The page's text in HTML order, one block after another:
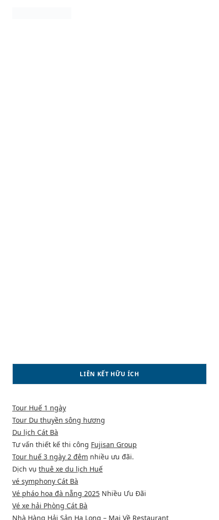
LIÊN KẾT HỮU ÍCH
Tour Huế 1 ngày
Tour Du thuyền sông hương
Du lịch Cát Bà
Tư vấn thiết kế thi công Fujisan Group
Tour huế 3 ngày 2 đêm nhiều ưu đãi.
Dịch vụ thuê xe du lịch Huế
vé symphony Cát Bà
Vé pháo hoa đà nẵng 2025 Nhiều Ưu Đãi
Vé xe hải Phòng Cát Bà
Nhà Hàng Hải Sản Hạ Long – Mai Về Restaurant